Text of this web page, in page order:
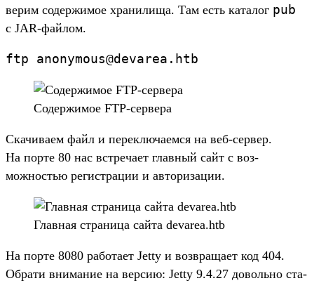
верим содер­жимое хра­нили­ща. Там есть каталог pub
с JAR-фай­лом.
ftp anonymous@devarea. htb
Со­дер­жимое FTP-сер­вера
Ска­чива­ем файл и перек­люча­емся на веб‑сер­вер.
На пор­те 80 нас встре­чает глав­ный сайт с воз­
можностью регис­тра­ции и авто­риза­ции.
Глав­ная стра­ница сай­та devarea.htb
На пор­те 8080 работа­ет Jetty и воз­вра­щает код 404.
Обра­ти вни­мание на вер­сию: Jetty 9.4.27 доволь­но ста­